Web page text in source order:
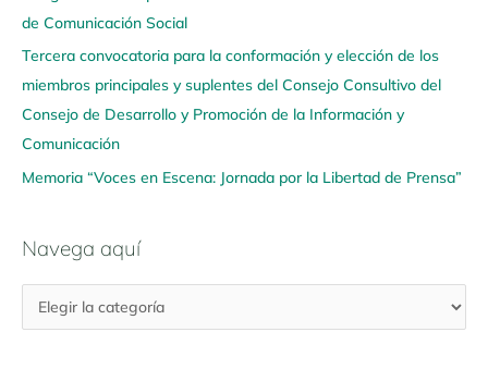
de Comunicación Social
Tercera convocatoria para la conformación y elección de los
miembros principales y suplentes del Consejo Consultivo del
Consejo de Desarrollo y Promoción de la Información y
Comunicación
Memoria “Voces en Escena: Jornada por la Libertad de Prensa”
Navega aquí
í